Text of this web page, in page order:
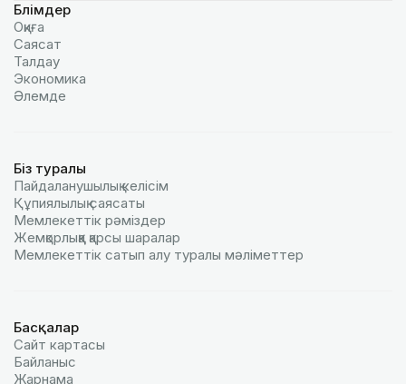
Бөлімдер
Оқиға
Саясат
Талдау
Экономика
Әлемде
Біз туралы
Пайдаланушылық келiciм
Құпиялылық саясаты
Мемлекеттік рәміздер
Жемқорлыққа қарсы шаралар
Мемлекеттік сатып алу туралы мәлiметтер
Басқалар
Сайт картасы
Байланыс
Жарнама